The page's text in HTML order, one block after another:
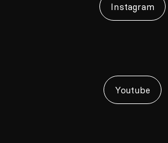
Instagram
Youtube